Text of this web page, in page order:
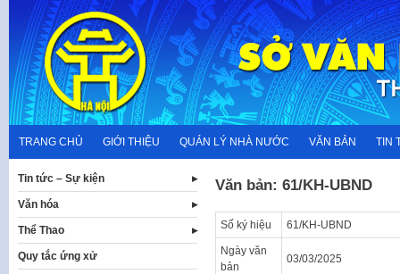
content
TRANG CHỦ GIỚI THIỆU QUẢN LÝ NHÀ NƯỚC VĂN BẢN TIN
Văn bản: 61/KH-UBND
Số ký hiệu 61/KH-UBND
Ngày văn
bản
03/03/2025
Tin tức – Sự kiện
Văn hóa
Thể Thao
Quy tắc ứng xử